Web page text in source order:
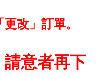
改」訂單。
意者再下